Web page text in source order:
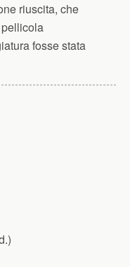
riuscita, che
fosse stata